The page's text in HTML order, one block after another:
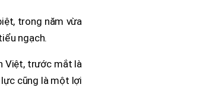
trong năm vừa
ngạch.
Việt, trước mắt là
lực cũng là một lợi